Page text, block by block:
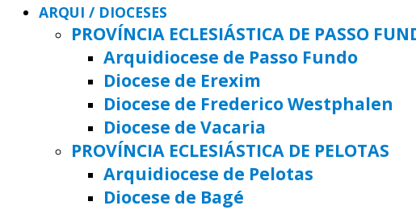
ARQUI / DIOCESES
PROVÍNCIA ECLESIÁSTICA DE PASSO
Arquidiocese de Passo Fundo
Diocese de Erexim
Diocese de Frederico Westphalen
Diocese de Vacaria
PROVÍNCIA ECLESIÁSTICA DE PELOTAS
Arquidiocese de Pelotas
Diocese de Bagé